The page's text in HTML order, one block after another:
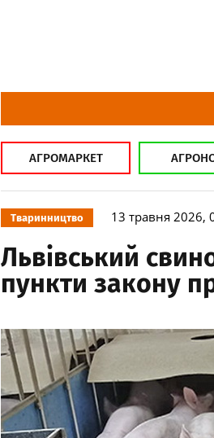
АГРОМАРКЕТ
Тваринництво 13 травня 2026,
Львівський
пункти закону